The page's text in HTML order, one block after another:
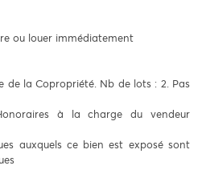
ou louer immédiatement
de la Copropriété. Nb de lots : 2. Pas
à la charge du vendeur
auxquels ce bien est exposé sont